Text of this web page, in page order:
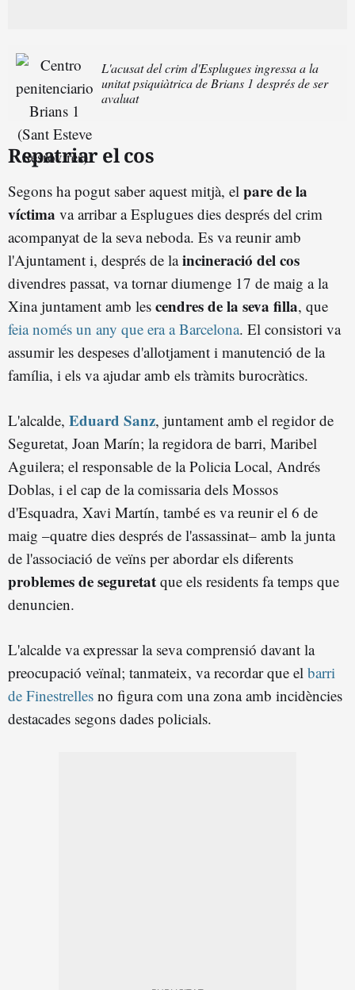
L'acusat del crim d'Esplugues ingressa a la
unitat psiquiàtrica de Brians 1 després de ser
avaluat
Repatriar el cos
Segons ha pogut saber aquest mitjà, el pare de la
víctima va arribar a Esplugues dies després del crim
acompanyat de la seva neboda. Es va reunir amb
l'Ajuntament i, després de laincineració del cos
divendres passat, va tornar diumenge 17 de maig a la
Xina juntament amb les cendres de la seva filla, que
feia només un any que era a Barcelona. El consistori va
assumir les despeses d'allotjament i manutenció de la
família, i els va ajudar amb els tràmits burocràtics.
L'alcalde, Eduard Sanz, juntament amb el regidor de
Seguretat, Joan Marín; la regidora de barri, Maribel
Aguilera; el responsable de la Policia Local, Andrés
Doblas, i el cap de la comissaria dels Mossos
d'Esquadra, Xavi Martín, també es va reunir el 6 de
maig –quatre dies després de l'assassinat– amb la junta
de l'associació de veïns per abordar els diferents
problemes de seguretat que els residents fa temps que
denuncien.
L'alcalde va expressar la seva comprensió davant la
preocupació veïnal; tanmateix, va recordar que el barri
de Finestrelles no figura com una zona amb incidències
destacades segons dades policials.